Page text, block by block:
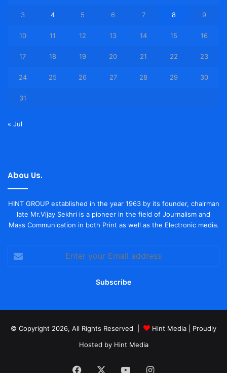
3 4 5 6 7 8 9
10 11 12 13 14 15 16
17 18 19 20 21 22 23
24 25 26 27 28 29 30
31
« Jul
Abou Us.
HINT GROUP established in the year 1963 by its founder, chairman
late Mr.Vijay Sekhri is a pioneer in the field of Journalism and
Mass Communication in both Print as well as the Electronic media.
your
© Copyright 2026, All Rights Reserved | Hint Media | Proudly
Hosted by Hint Media
Facebook YouTubeInstagram